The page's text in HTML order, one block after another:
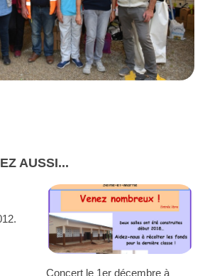
AUSSI...
Concert le 1er décembre à